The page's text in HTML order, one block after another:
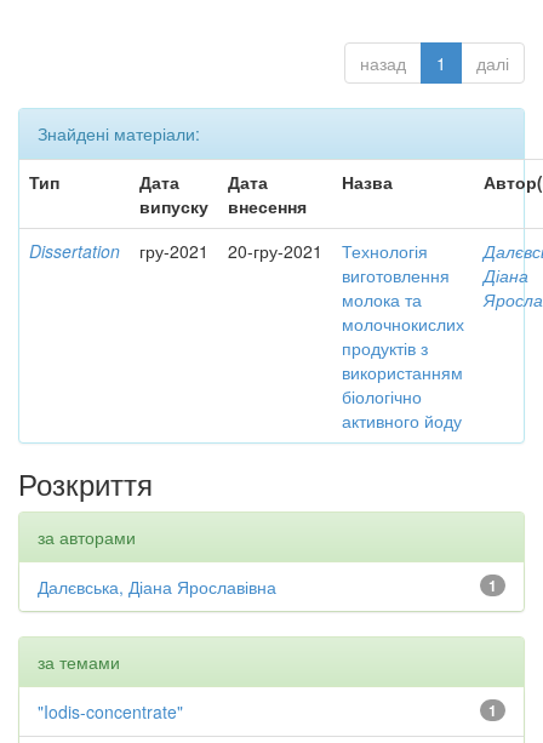
назад 1 далі
Знайдені матеріали:
Тип
Дата
випуску
Дата
внесення
Назва
Dissertation гру-2021 20-гру-2021
Технологія
виготовлення
молока та
молочнокислих
продуктів з
використанням
біологічно
активного йоду
Діана
Розкриття
за авторами
1
Далєвська, Діана Ярославівна
за темами
1
"Iodis-concentrate"